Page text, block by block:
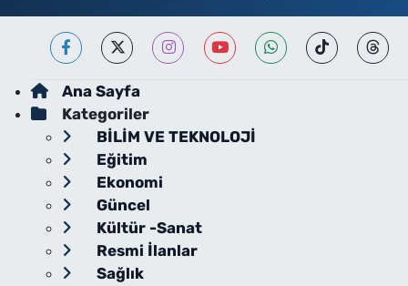
Ana Sayfa
Kategoriler
BİLİM VE TEKNOLOJİ
Eğitim
Ekonomi
Güncel
Kültür -Sanat
Resmi İlanlar
Sağlık